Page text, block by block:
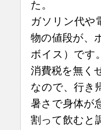
た。
ガソリン代や
物の値段が、
ボイス）です。
消費税を無く
なので、行き
暑さで身体が
割って飲むと